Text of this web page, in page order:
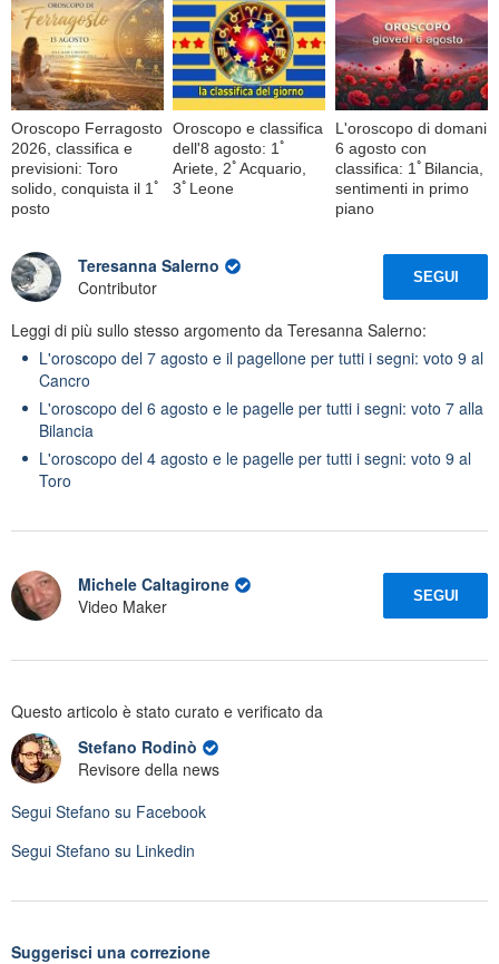
Oroscopo Ferragosto
2026, classifica e
previsioni: Toro
solido, conquista il 1ﾟ
posto
Oroscopo e classifica
dell'8 agosto: 1ﾟ
Ariete, 2ﾟAcquario,
3ﾟLeone
L'oroscopo di domani
6 agosto con
classifica: 1ﾟBilancia,
sentimenti in primo
piano
Teresanna Salerno
Contributor
SEGUI
Leggi di più sullo stesso argomento da Teresanna Salerno:
L'oroscopo del 7 agosto e il pagellone per tutti i segni: voto 9 al
Cancro
L'oroscopo del 6 agosto e le pagelle per tutti i segni: voto 7 alla
Bilancia
L'oroscopo del 4 agosto e le pagelle per tutti i segni: voto 9 al
Toro
Michele Caltagirone
Video Maker
SEGUI
Questo articolo è stato curato e verificato da
Stefano Rodinò
Revisore della news
Segui Stefano su Facebook
Segui Stefano su Linkedin
Suggerisci una correzione